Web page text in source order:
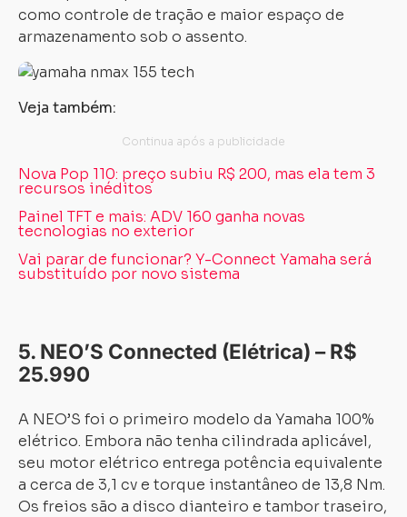
como controle de tração e maior espaço de
armazenamento sob o assento.
Veja também:
Nova Pop 110: preço subiu R$ 200, mas ela tem 3
recursos inéditos
Painel TFT e mais: ADV 160 ganha novas
tecnologias no exterior
Vai parar de funcionar? Y-Connect Yamaha será
substituído por novo sistema
5. NEO’S Connected (Elétrica) – R$
25.990
A NEO’S foi o primeiro modelo da Yamaha 100%
elétrico. Embora não tenha cilindrada aplicável,
seu motor elétrico entrega potência equivalente
a cerca de 3,1 cv e torque instantâneo de 13,8 Nm.
Os freios são a disco dianteiro e tambor traseiro,
Carregando...
Carregando...